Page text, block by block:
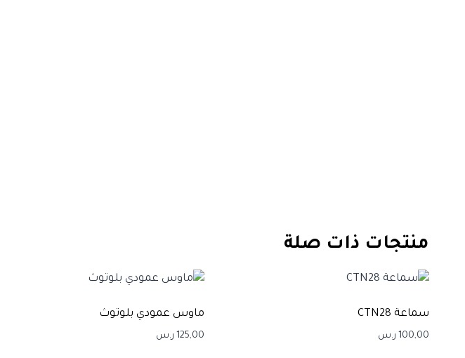
منتجات ذات صلة
سماعة CTN28
100,00 ر.س
ماوس عمودي بلوتوث
125,00 ر.س